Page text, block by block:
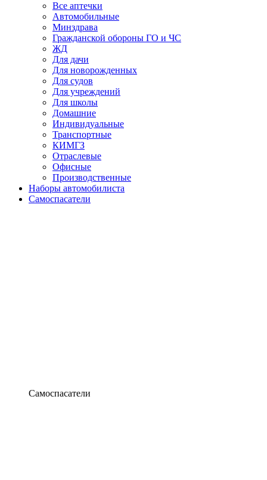
Все аптечки
Автомобильные
Минздрава
Гражданской обороны ГО и ЧС
ЖД
Для дачи
Для новорожденных
Для судов
Для учреждений
Для школы
Домашние
Индивидуальные
Транспортные
КИМГЗ
Отраслевые
Офисные
Производственные
Наборы автомобилиста
Самоспасатели
Самоспасатели